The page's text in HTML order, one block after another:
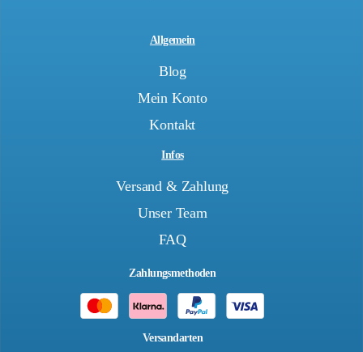
Allgemein
Blog
Mein Konto
Kontakt
Infos
Versand & Zahlung
Unser Team
FAQ
Zahlungsmethoden
Versandarten